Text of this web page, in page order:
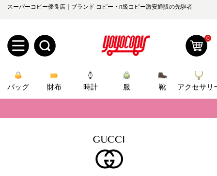
スーパーコピー優良店｜ブランド コピー・n級コピー激安通販の先駆者
規
ロ
0
バッグ 財布 時計 服 靴 アクセサリ
新作入荷！ルイ・ヴィトンスーパーコピー バッグ最新モデルが登場。
当店は正真正銘のn級スーパーコピーのみ取扱い。最高品質の再現度を